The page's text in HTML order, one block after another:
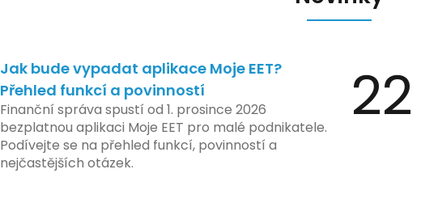
Jak bude vypadat aplikace Moje EET?
Přehled funkcí a povinností
Finanční správa spustí od 1. prosince 2026
bezplatnou aplikaci Moje EET pro malé podnikatele.
Podívejte se na přehled funkcí, povinností a
nejčastějších otázek.
22